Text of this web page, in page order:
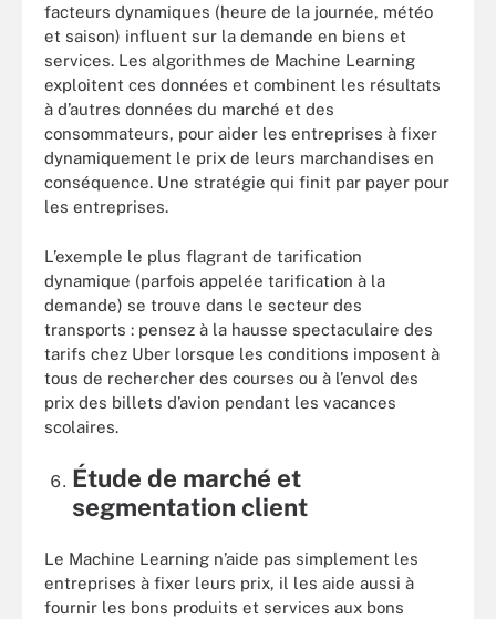
facteurs dynamiques (heure de la journée, météo
et saison) influent sur la demande en biens et
services. Les algorithmes de Machine Learning
exploitent ces données et combinent les résultats
à d’autres données du marché et des
consommateurs, pour aider les entreprises à fixer
dynamiquement le prix de leurs marchandises en
conséquence. Une stratégie qui finit par payer pour
les entreprises.
L’exemple le plus flagrant de tarification
dynamique (parfois appelée tarification à la
demande) se trouve dans le secteur des
transports : pensez à la hausse spectaculaire des
tarifs chez Uber lorsque les conditions imposent à
tous de rechercher des courses ou à l’envol des
prix des billets d’avion pendant les vacances
scolaires.
Étude de marché et
segmentation client
Le Machine Learning n’aide pas simplement les
entreprises à fixer leurs prix, il les aide aussi à
fournir les bons produits et services aux bons